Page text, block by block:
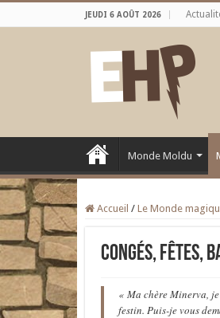
JEUDI 6 AOÛT 2026
Monde Moldu
Accueil / Le Monde
Congés, fêtes,
« Ma chère Minerva,
festin. Puis-je vous